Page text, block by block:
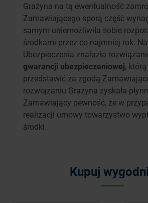
Grażyna na tą ewentualność
Zamawiającego sporą część
samym uniemożliwiła sobie
środkami przez co najmniej rok.
Ubezpieczenia znalazła
gwarancji ubezpieczeniowej,
przedstawić za zgodą
rozwiązaniu Grażyna zyskała
Zamawiający pewność, że w
realizacji umowy towarzystwo
środki.
Kupuj